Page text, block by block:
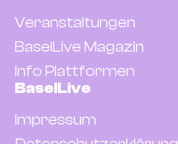
Veranstaltungen
BaselLive Magazin
Info Plattformen
BaselLive
Impressum